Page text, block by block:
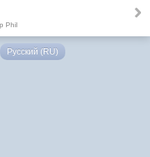
Phil
Русский (RU)